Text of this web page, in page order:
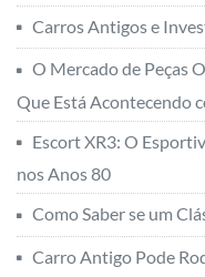
Carros Antigos e
O Mercado de Peças
Que Está Acontecendo
Escort XR3: O
nos Anos 80
Como Saber se um
Carro Antigo Pode